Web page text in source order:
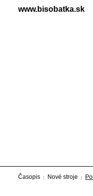
www.bisobatka.sk
Časopis Nové stroje